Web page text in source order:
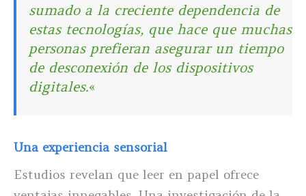
sumado a la creciente dependencia de
estas tecnologías, que hace que muchas
personas prefieran asegurar un tiempo
de desconexión de los dispositivos
digitales.«
Una experiencia sensorial
Estudios revelan que leer en papel ofrece